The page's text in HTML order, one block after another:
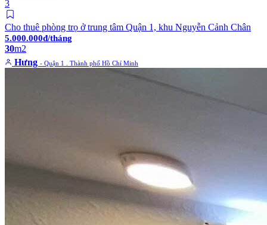
3
Cho thuê phòng trọ ở trung tâm Quận 1, khu Nguyễn Cảnh Chân
5.000.000đ/tháng
30m2
Hưng - Quận 1 . Thành phố Hồ Chí Minh